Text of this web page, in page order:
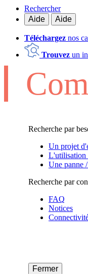
Rechercher
Aide
Aide
Téléchargez nos
Trouvez un
Recherche par
Un projet
L'utilisation
Une panne
Recherche par
FAQ
Notices
Fermer